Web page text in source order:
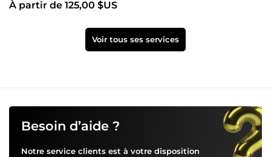
À partir de 125,00 $US
Voir tous ses services
Besoin d’aide ?
Notre service clients est à votre disposition